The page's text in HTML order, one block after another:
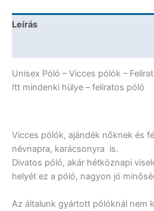
Unisex
Vicces
Ajándék
mennyiség
Leírás
Unisex Póló – Vicces pólók –
Itt mindenki hülye – feliratos póló
Vicces pólók, ajándék nőknek és
névnapra, karácsonyra is.
Divatos póló, akár hétköznapi
helyét ez a póló, nagyon jó
Az általunk gyártott pólóknál nem